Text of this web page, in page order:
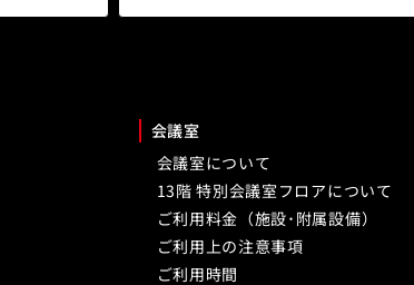
会議室
会議室について
13階 特別会議室フロアについて
ご利用料金（施設･附属設備）
ご利用上の注意事項
ご利用時間